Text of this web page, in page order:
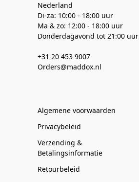
Nederland
Di-za: 10:00 - 18:00 uur
Ma & zo: 12:00 - 18:00 uur
Donderdagavond tot 21:00 uur
+31 20 453 9007
Orders@maddox.nl
Algemene voorwaarden
Privacybeleid
Verzending &
Betalingsinformatie
Retourbeleid